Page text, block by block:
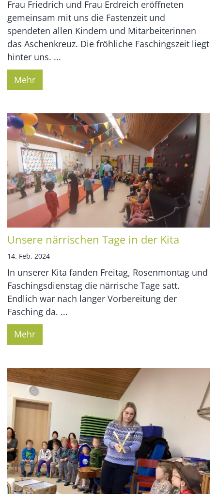
Frau Friedrich und Frau Erdreich eröffneten
gemeinsam mit uns die Fastenzeit und
spendeten allen Kindern und Mitarbeiterinnen
das Aschenkreuz. Die fröhliche Faschingszeit liegt
hinter uns. ...
Mehr
Unsere närrischen Tage in der Kita
14. Feb. 2024
In unserer Kita fanden Freitag, Rosenmontag und
Faschingsdienstag die närrische Tage satt.
Endlich war nach langer Vorbereitung der
Fasching da. ...
Mehr